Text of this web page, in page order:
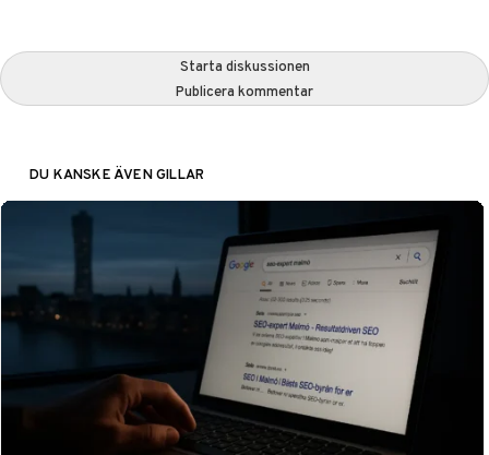
Starta diskussionen
Publicera kommentar
DU KANSKE ÄVEN GILLAR